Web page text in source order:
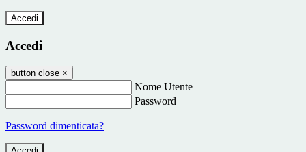
Accedi
Accedi
button close ×
Nome Utente
Password
Password dimenticata?